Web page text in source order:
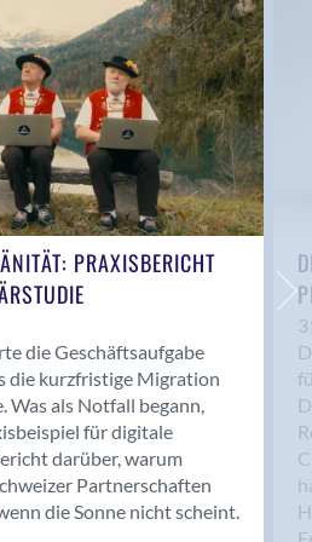
PRAXISBERICHT
die Geschäftsaufgabe
die kurzfristige Migration
Was als Notfall begann,
für digitale
darüber, warum
Partnerschaften
die Sonne nicht scheint.